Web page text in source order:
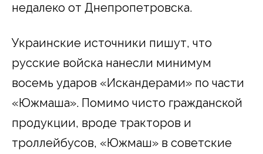
недалеко от Днепропетровска.
Украинские источники пишут, что
русские войска нанесли минимум
восемь ударов «Искандерами» по части
«Южмаша». Помимо чисто гражданской
продукции, вроде тракторов и
троллейбусов, «Южмаш» в советские